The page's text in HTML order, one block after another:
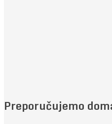
Preporučujemo